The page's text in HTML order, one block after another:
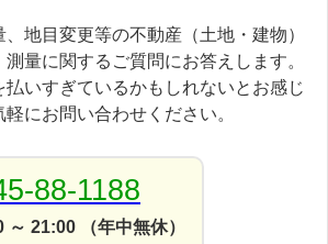
地目変更等の不動産（土地・建物）
量に関するご質問にお答えします。
払いすぎているかもしれないとお感じ
にお問い合わせください。
88-1188
21:00 （年中無休）